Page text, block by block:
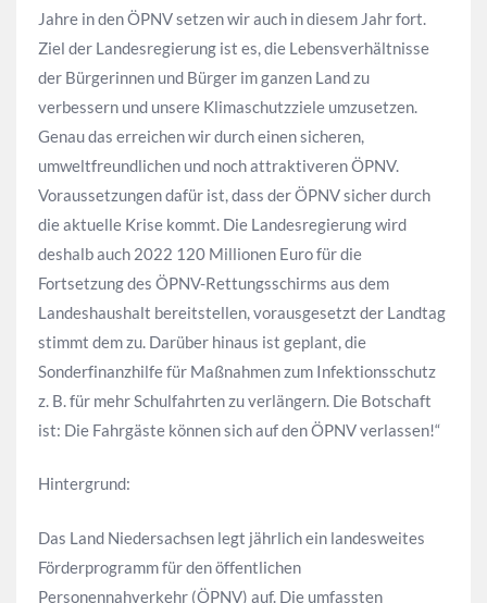
Jahre in den ÖPNV setzen wir auch in diesem Jahr fort.
Ziel der Landesregierung ist es, die Lebensverhältnisse
der Bürgerinnen und Bürger im ganzen Land zu
verbessern und unsere Klimaschutzziele umzusetzen.
Genau das erreichen wir durch einen sicheren,
umweltfreundlichen und noch attraktiveren ÖPNV.
Voraussetzungen dafür ist, dass der ÖPNV sicher durch
die aktuelle Krise kommt. Die Landesregierung wird
deshalb auch 2022 120 Millionen Euro für die
Fortsetzung des ÖPNV-Rettungsschirms aus dem
Landeshaushalt bereitstellen, vorausgesetzt der Landtag
stimmt dem zu. Darüber hinaus ist geplant, die
Sonderfinanzhilfe für Maßnahmen zum Infektionsschutz
z. B. für mehr Schulfahrten zu verlängern. Die Botschaft
ist: Die Fahrgäste können sich auf den ÖPNV verlassen!“
Hintergrund:
Das Land Niedersachsen legt jährlich ein landesweites
Förderprogramm für den öffentlichen
Personennahverkehr (ÖPNV) auf. Die umfassten